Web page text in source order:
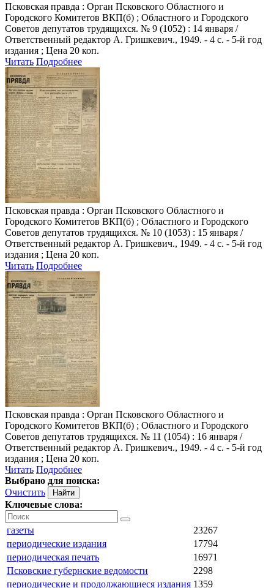
Псковская правда : Орган Псковского Областного и
Городского Комитетов ВКП(б) ; Областного и Городского
Советов депутатов трудящихся. № 9 (1052) : 14 января /
Ответственный редактор А. Гришкевич., 1949. - 4 с. - 5-й год
издания ; Цена 20 коп.
Читать Подробнее
Псковская правда : Орган Псковского Областного и
Городского Комитетов ВКП(б) ; Областного и Городского
Советов депутатов трудящихся. № 10 (1053) : 15 января /
Ответственный редактор А. Гришкевич., 1949. - 4 с. - 5-й год
издания ; Цена 20 коп.
Читать Подробнее
Псковская правда : Орган Псковского Областного и
Городского Комитетов ВКП(б) ; Областного и Городского
Советов депутатов трудящихся. № 11 (1054) : 16 января /
Ответственный редактор А. Гришкевич., 1949. - 4 с. - 5-й год
издания ; Цена 20 коп.
Читать Подробнее
Выбрано для поиска:
Очистить
Ключевые слова:
газеты
23267
периодические издания
17794
периодическая печать
16971
Псковские губернские ведомости
2298
периодические и продолжающиеся издания 1359